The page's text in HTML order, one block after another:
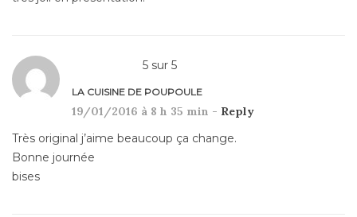
5 sur 5
LA CUISINE DE POUPOULE
19/01/2016 à 8 h 35 min - Reply
Très original j’aime beaucoup ça change.
Bonne journée
bises